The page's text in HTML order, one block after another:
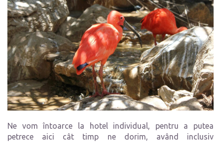
Ne vom întoarce la hotel individual, pentru a putea
petrece aici cât timp ne dorim, având inclusiv